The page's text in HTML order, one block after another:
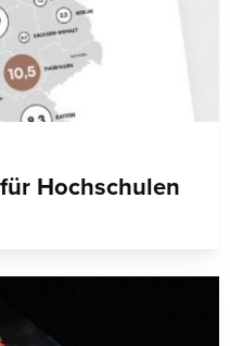
Hochschulen